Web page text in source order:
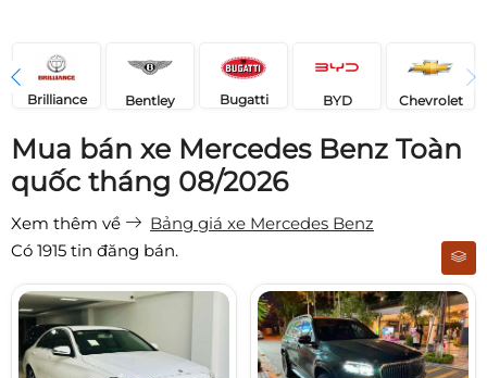
Brilliance Bentley Bugatti BYD Chevrolet
Mua bán xe Mercedes Benz Toàn
quốc tháng 08/2026
Xem thêm về
Bảng giá xe Mercedes Benz
Có 1915 tin đăng bán.